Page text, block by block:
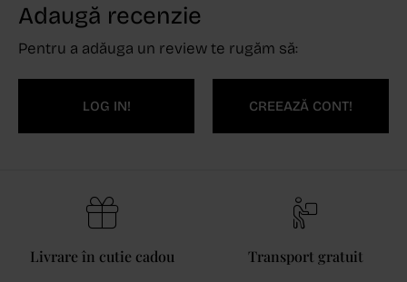
Adaugă recenzie
Pentru a adăuga un review te rugăm să:
LOG IN! CREEAZĂ CONT!
Livrare în cutie cadou Transport gratuit